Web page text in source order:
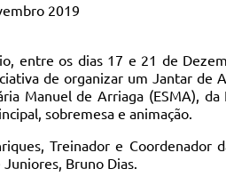
2019
entre os dias 17 e 21 de
de organizar um Jantar de
Manuel de Arriaga (ESMA),
sobremesa e animação.
Treinador e Coordenador
Bruno Dias.